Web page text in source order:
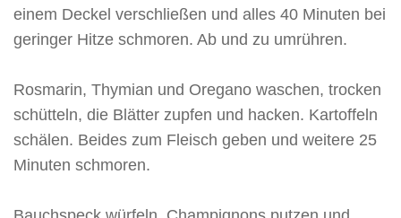
einem Deckel verschließen und alles 40 Minuten bei
geringer Hitze schmoren. Ab und zu umrühren.
Rosmarin, Thymian und Oregano waschen, trocken
schütteln, die Blätter zupfen und hacken. Kartoffeln
schälen. Beides zum Fleisch geben und weitere 25
Minuten schmoren.